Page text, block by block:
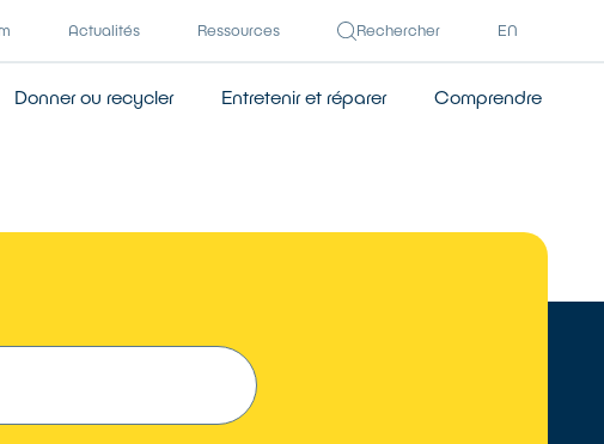
Actualités Ressources Rechercher EN
Donner ou recycler Entretenir et réparer Comprendre